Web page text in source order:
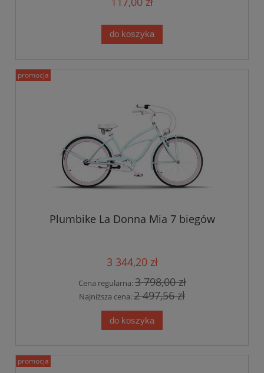
do koszyka
Plumbike La Donna Mia 7 biegów
3 344,20 zł
Cena regularna:3 798,00 zł
Najniższa cena:2 497,56 zł
do koszyka
promocja
promocja